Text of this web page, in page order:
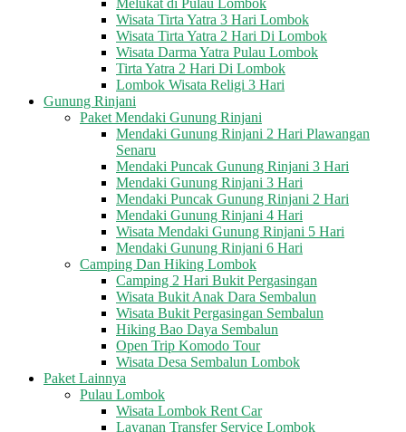
Melukat di Pulau Lombok
Wisata Tirta Yatra 3 Hari Lombok
Wisata Tirta Yatra 2 Hari Di Lombok
Wisata Darma Yatra Pulau Lombok
Tirta Yatra 2 Hari Di Lombok
Lombok Wisata Religi 3 Hari
Gunung Rinjani
Paket Mendaki Gunung Rinjani
Mendaki Gunung Rinjani 2 Hari Plawangan
Senaru
Mendaki Puncak Gunung Rinjani 3 Hari
Mendaki Gunung Rinjani 3 Hari
Mendaki Puncak Gunung Rinjani 2 Hari
Mendaki Gunung Rinjani 4 Hari
Wisata Mendaki Gunung Rinjani 5 Hari
Mendaki Gunung Rinjani 6 Hari
Camping Dan Hiking Lombok
Camping 2 Hari Bukit Pergasingan
Wisata Bukit Anak Dara Sembalun
Wisata Bukit Pergasingan Sembalun
Hiking Bao Daya Sembalun
Open Trip Komodo Tour
Wisata Desa Sembalun Lombok
Paket Lainnya
Pulau Lombok
Wisata Lombok Rent Car
Layanan Transfer Service Lombok